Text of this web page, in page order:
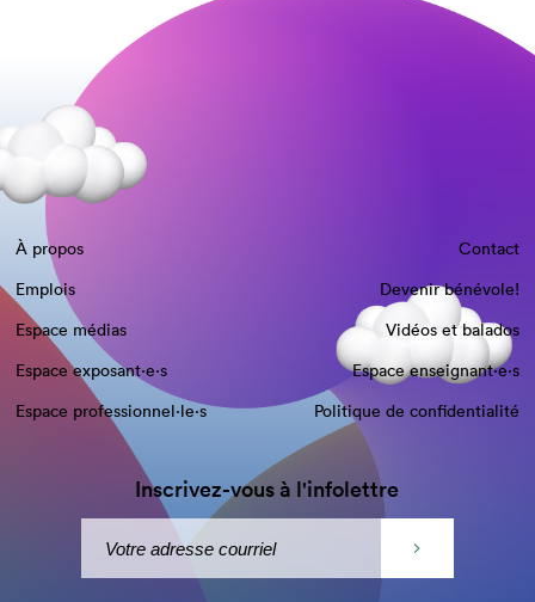
À propos
Contact
Emplois
Devenir bénévole!
Espace médias
Vidéos et balados
Espace exposant·e⋅s
Espace enseignant·e⋅s
Espace professionnel·le⋅s
Politique de confidentialité
Inscrivez-vous à l'infolettre